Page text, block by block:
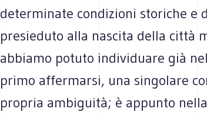
determinate condizioni storiche e
presieduto alla nascita della città
abbiamo potuto individuare già
primo affermarsi, una singolare
propria ambiguità; è appunto